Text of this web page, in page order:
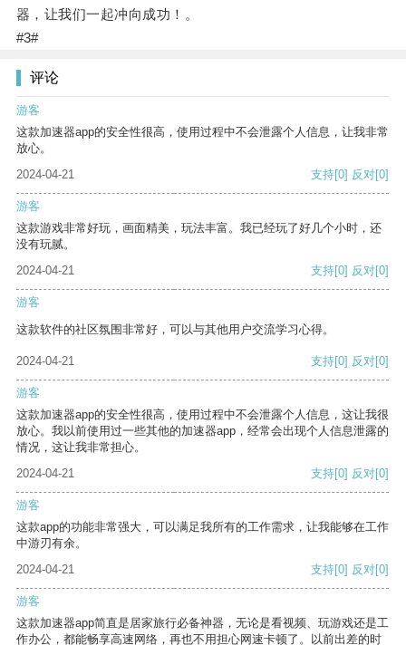
器，让我们一起冲向成功！。
#3#
评论
游客
这款加速器app的安全性很高，使用过程中不会泄露个人信息，让我非常
放心。
2024-04-21
支持[0] 反对[0]
游客
这款游戏非常好玩，画面精美，玩法丰富。我已经玩了好几个小时，还
没有玩腻。
2024-04-21
支持[0] 反对[0]
游客
这款软件的社区氛围非常好，可以与其他用户交流学习心得。
2024-04-21 支持[0] 反对[0]
游客
这款加速器app的安全性很高，使用过程中不会泄露个人信息，这让我很
放心。我以前使用过一些其他的加速器app，经常会出现个人信息泄露的
情况，这让我非常担心。
2024-04-21
支持[0] 反对[0]
游客
这款app的功能非常强大，可以满足我所有的工作需求，让我能够在工作
中游刃有余。
2024-04-21
支持[0] 反对[0]
游客
这款加速器app简直是居家旅行必备神器，无论是看视频、玩游戏还是工
作办公，都能畅享高速网络，再也不用担心网速卡顿了。以前出差的时